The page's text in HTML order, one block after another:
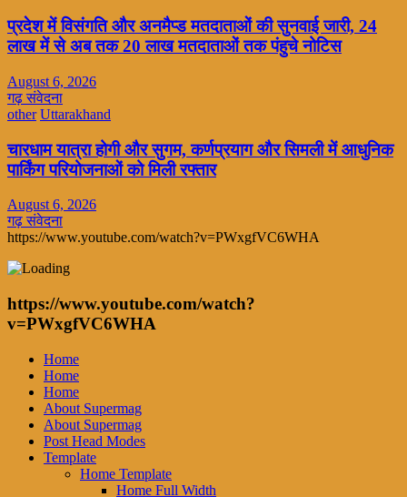
प्रदेश में विसंगति और अनमैप्ड मतदाताओं की सुनवाई जारी, 24
लाख में से अब तक 20 लाख मतदाताओं तक पंहुचे नोटिस
August 6, 2026
गढ़ संवेदना
other Uttarakhand
चारधाम यात्रा होगी और सुगम, कर्णप्रयाग और सिमली में आधुनिक
पार्किंग परियोजनाओं को मिली रफ्तार
August 6, 2026
गढ़ संवेदना
https://www.youtube.com/watch?v=PWxgfVC6WHA
https://www.youtube.com/watch?
v=PWxgfVC6WHA
Home
Home
Home
About Supermag
About Supermag
Post Head Modes
Template
Home Template
Home Full Width